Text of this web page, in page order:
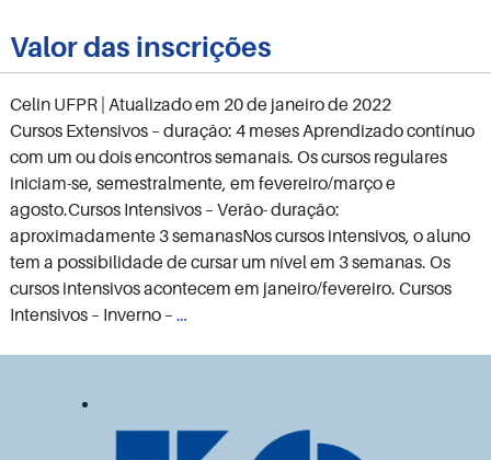
Valor das inscrições
Celin UFPR | Atualizado em 20 de janeiro de 2022
Cursos Extensivos – duração: 4 meses Aprendizado contínuo
com um ou dois encontros semanais. Os cursos regulares
iniciam-se, semestralmente, em fevereiro/março e
agosto.Cursos Intensivos – Verão- duração:
aproximadamente 3 semanasNos cursos intensivos, o aluno
tem a possibilidade de cursar um nível em 3 semanas. Os
cursos intensivos acontecem em janeiro/fevereiro. Cursos
Intensivos – Inverno – …